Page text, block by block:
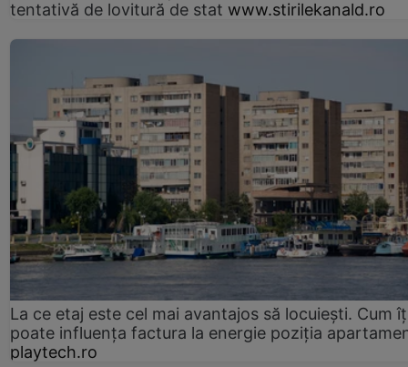
tentativă de lovitură de stat www.stirilekanald.ro
La ce etaj este cel mai avantajos să locuiești. Cum
poate influența factura la energie poziția
playtech.ro